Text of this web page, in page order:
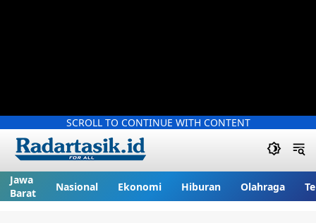
SCROLL TO CONTINUE WITH CONTENT
Jawa
Barat
Nasional Ekonomi Hiburan Olahraga